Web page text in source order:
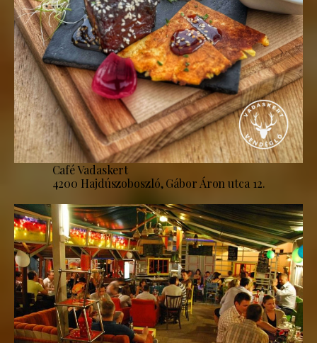
Café Vadaskert
4200 Hajdúszoboszló, Gábor Áron utca 12.